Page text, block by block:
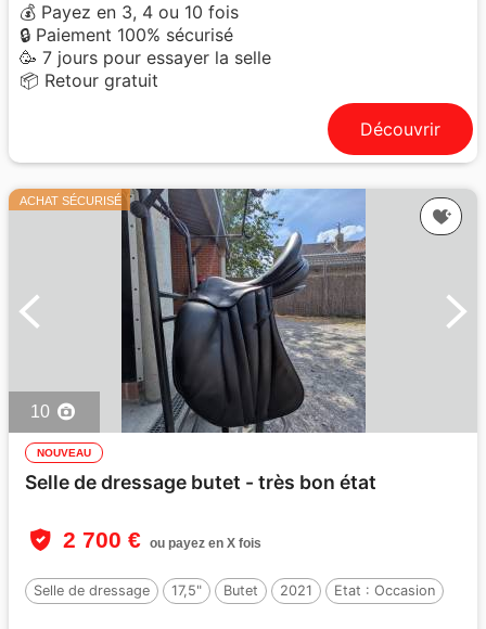
💰 Payez en 3, 4 ou 10 fois
🔒 Paiement 100% sécurisé
🥳 7 jours pour essayer la selle
📦 Retour gratuit
Découvrir
ACHAT SÉCURISÉ
10
NOUVEAU
Selle de dressage butet - très bon état
2 700 € ou payez en X fois
Selle de dressage 17,5" Butet 2021 Etat : Occasion